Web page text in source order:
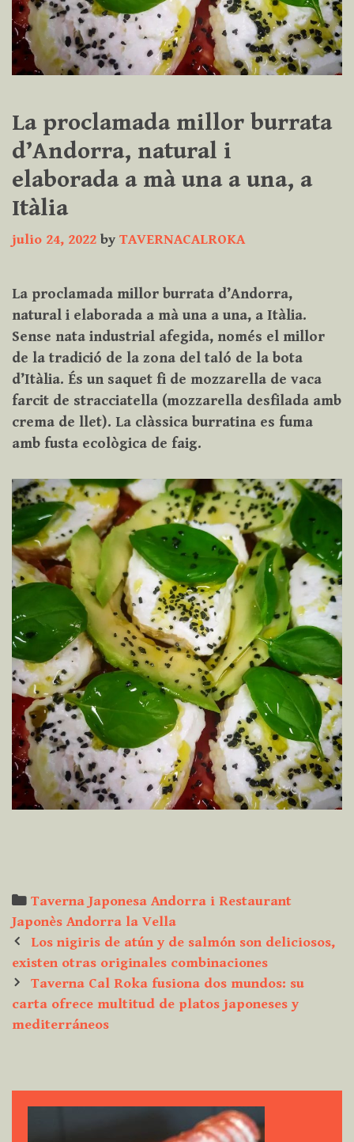
La proclamada millor burrata
d’Andorra, natural i
elaborada a mà una a una, a
Itàlia
julio 24, 2022 by TAVERNACALROKA
La proclamada millor burrata d’Andorra,
natural i elaborada a mà una a una, a Itàlia.
Sense nata industrial afegida, només el millor
de la tradició de la zona del taló de la bota
d’Itàlia. És un saquet fi de mozzarella de vaca
farcit de stracciatella (mozzarella desfilada amb
crema de llet). La clàssica burratina es fuma
amb fusta ecològica de faig.
Categories
Taverna Japonesa Andorra i Restaurant
Japonès Andorra la Vella
Post
navigation
Los nigiris de atún y de salmón son deliciosos,
existen otras originales combinaciones
Taverna Cal Roka fusiona dos mundos: su
carta ofrece multitud de platos japoneses y
mediterráneos